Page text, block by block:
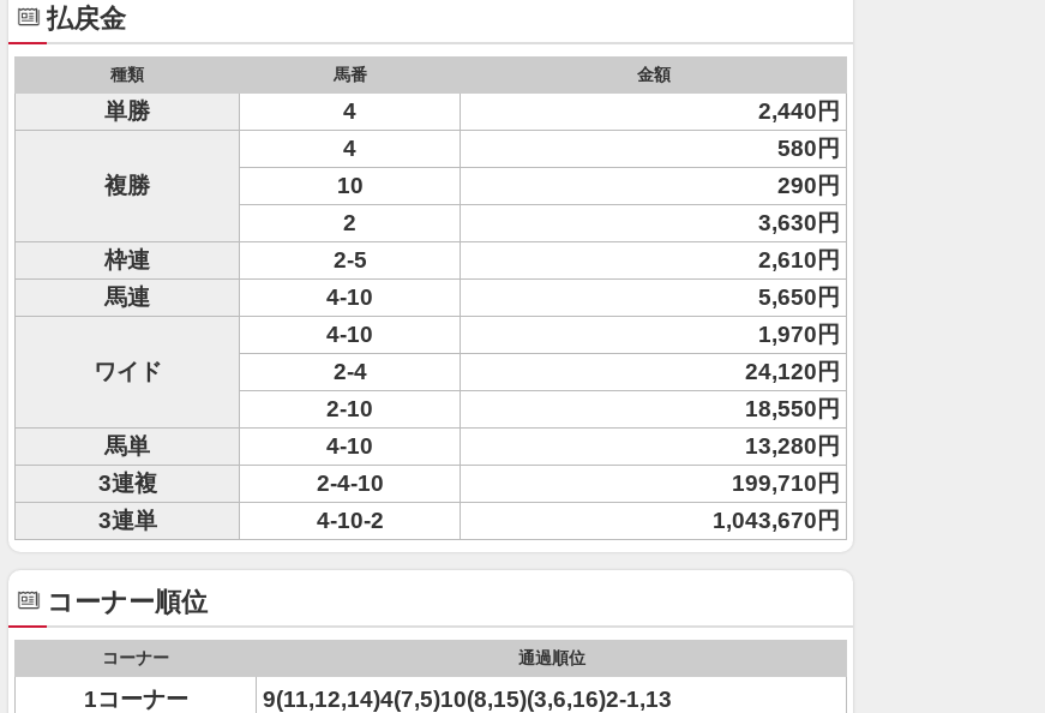
払戻金
種類 馬番 金額
単勝 4 2,440円
複勝
4
580円
10
290円
2
3,630円
枠連
2-5
2,610円
馬連
4-10 5,650円
ワイド
4-10
1,970円
2-4
24,120円
2-10
18,550円
馬単
4-10
13,280円
3連複
2-4-10
199,710円
3連単
4-10-2 1,043,670円
コーナー順位
コーナー 通過順位
1コーナー
9(11,12,14)4(7,5)10(8,15)(3,6,16)2-1,13